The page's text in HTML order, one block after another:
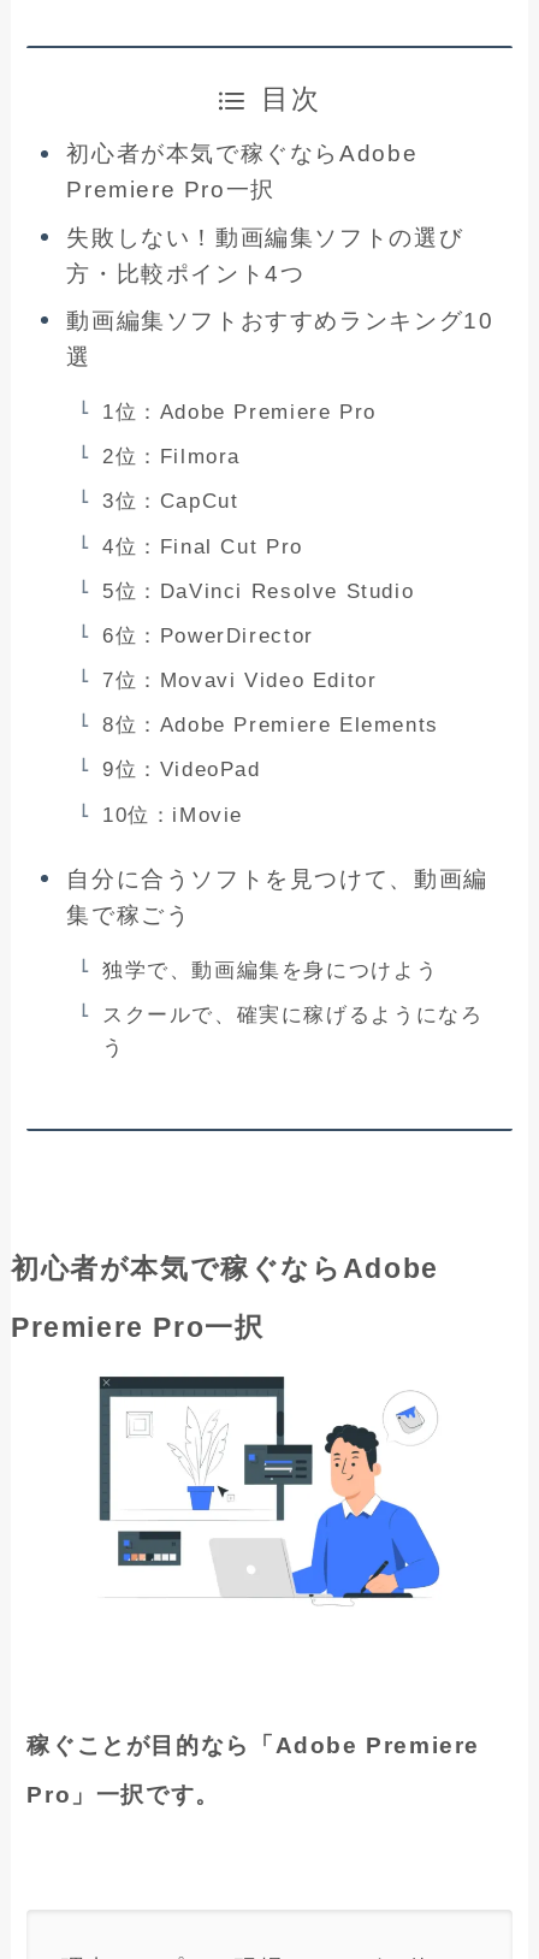
目次
初心者が本気で稼ぐならAdobe
Premiere Pro一択
失敗しない！動画編集ソフトの選び
方・比較ポイント4つ
動画編集ソフトおすすめランキング10
選
1位：Adobe Premiere Pro
2位：Filmora
3位：CapCut
4位：Final Cut Pro
5位：DaVinci Resolve Studio
6位：PowerDirector
7位：Movavi Video Editor
8位：Adobe Premiere Elements
9位：VideoPad
10位：iMovie
自分に合うソフトを見つけて、動画編
集で稼ごう
独学で、動画編集を身につけよう
スクールで、確実に稼げるようになろ
う
初心者が本気で稼ぐならAdobe
Premiere Pro一択
稼ぐことが目的なら「Adobe Premiere
Pro」一択です。